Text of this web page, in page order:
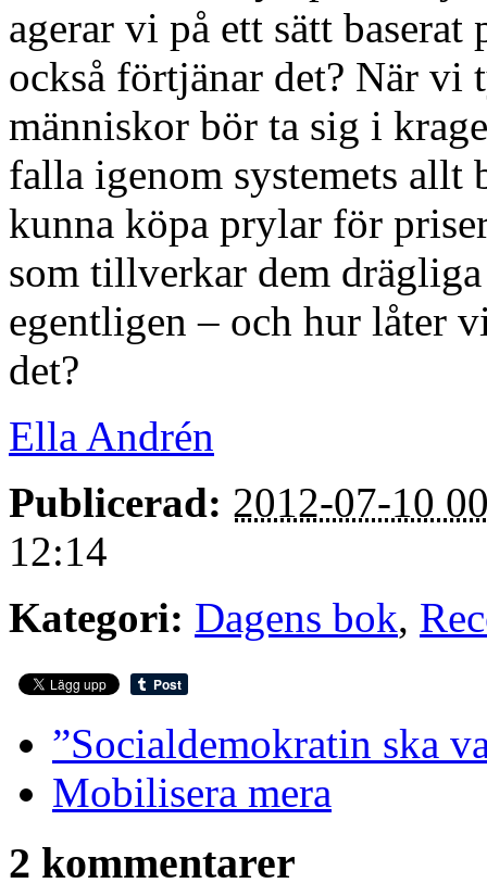
agerar vi på ett sätt baserat
också förtjänar det? När vi
människor bör ta sig i
falla igenom systemets
kunna köpa prylar för
som tillverkar dem
egentligen – och hur låter
det?
Ella Andrén
Publicerad: 2012-07-10
12:14
Kategori: Dagens bok,
”Socialdemokratin ska
Mobilisera mera
2 kommentarer